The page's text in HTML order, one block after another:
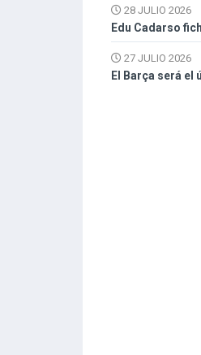
28 JULIO 2026
Edu Cadarso
27 JULIO 2026
El Barça será